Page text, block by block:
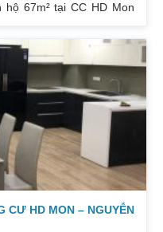
67m² tại CC HD Mon
nhiều mặt thoáng và có
Đồ nội thất cao cấp bán
phong cách Châu Âu.
24. Liên hệ xem nhà:
CƯ HD MON – NGUYỄN